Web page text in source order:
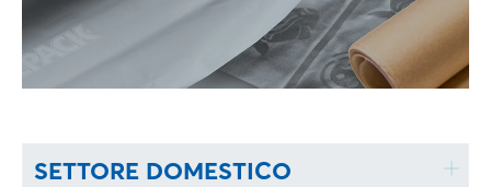
SETTORE DOMESTICO